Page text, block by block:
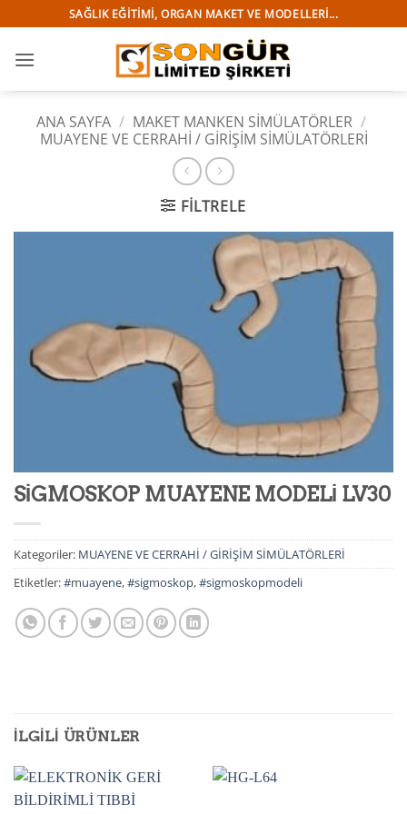
atla
SAĞLIK EĞITIMI, ORGAN MAKET VE MODELLERI...
ANA SAYFA / MAKET MANKEN SİMÜLATÖRLER /
MUAYENE VE CERRAHİ / GİRİŞİM SİMÜLATÖRLERİ
FILTRELE
SİGMOSKOP MUAYENE MODELİ LV30
Kategoriler: MUAYENE VE CERRAHİ / GİRİŞİM SİMÜLATÖRLERİ
Etiketler:#muayene,#sigmoskop,#sigmoskopmodeli
İLGILI ÜRÜNLER